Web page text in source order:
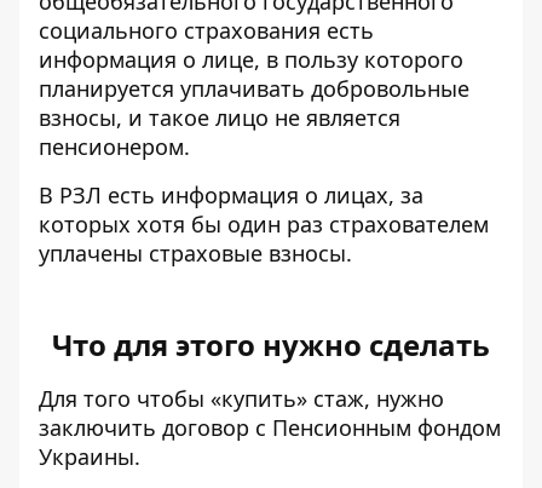
социального страхования есть
информация о лице, в пользу которого
планируется уплачивать добровольные
взносы, и такое лицо не является
пенсионером.
В РЗЛ есть информация о лицах, за
которых хотя бы один раз страхователем
уплачены страховые взносы.
Что для этого нужно сделать
Для того чтобы «купить» стаж, нужно
заключить договор с Пенсионным фондом
Украины.